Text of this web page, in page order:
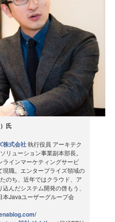
氏
株式会社執行役員 アーキテク
リューション事業副本部長。
インマーケティングサービ
現職。エンタープライズ領域の
のち、近年ではクラウド、ア
んだシステム開発の啓もう、
本Javaユーザーグループ会